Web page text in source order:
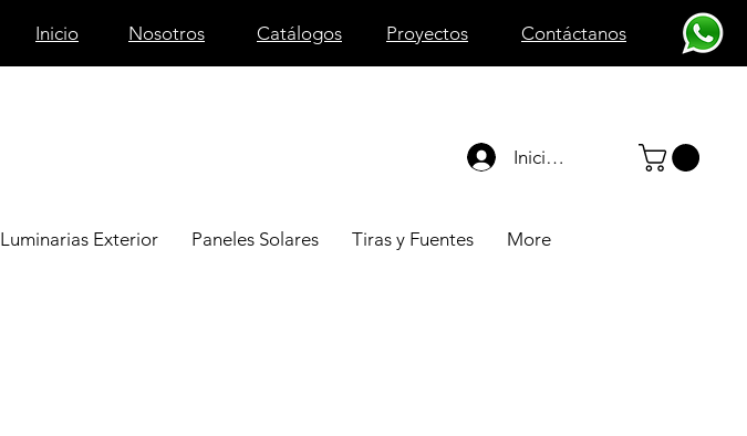
Inicio Nosotros Catálogos Proyectos Contáctanos
Luminarias Exterior Paneles Solares Tiras y Fuentes More
Iniciar sesión